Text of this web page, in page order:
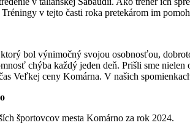
v tejto časti roka pretekárom im
bol výnimočný svojou osobnosťou,
chýba každý jeden deň. Prišli sme nielen
Veľkej ceny Komárna. V našich
športovcov mesta Komárno za rok 2024.